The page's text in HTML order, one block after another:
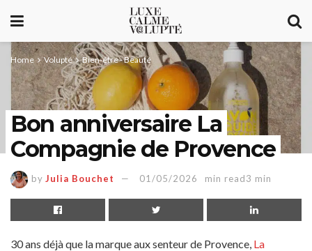
Home Volupté Bien-être - Beauté
Bon anniversaire La
Compagnie de Provence
by Julia Bouchet 01/05/2026 min read3 min
30 ans déjà que la marque aux senteur de Provence, La